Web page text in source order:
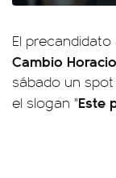
El
Cambio
sábado un
el slogan "Este